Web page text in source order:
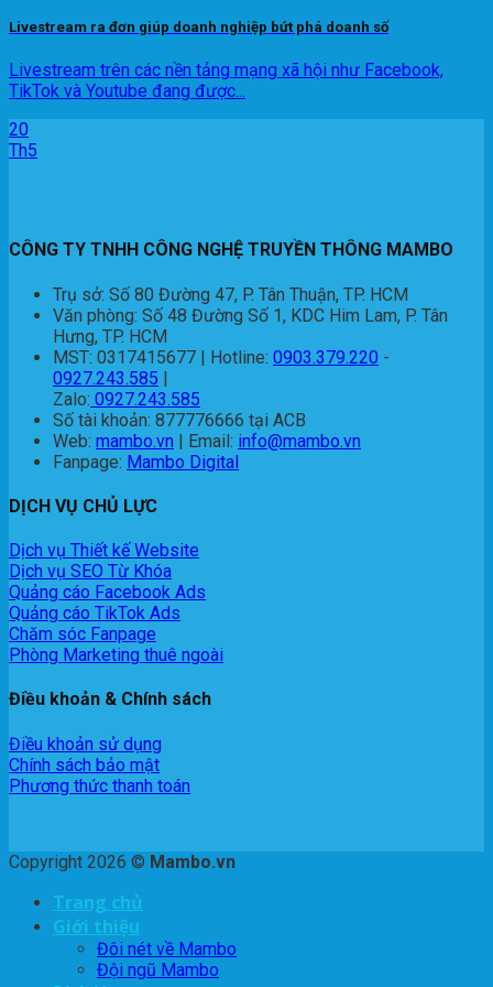
Livestream ra đơn giúp doanh nghiệp bứt phá doanh số
Livestream trên các nền tảng mạng xã hội như Facebook,
TikTok và Youtube đang được...
20
Th5
CÔNG TY TNHH CÔNG NGHỆ TRUYỀN THÔNG MAMBO
Trụ sở: Số 80 Đường 47, P. Tân Thuận, TP. HCM
Văn phòng: Số 48 Đường Số 1, KDC Him Lam, P. Tân
Hưng, TP. HCM
MST: 0317415677 | Hotline: 0903.379.220 -
0927.243.585 |
Zalo: 0927.243.585
Số tài khoản: 877776666 tại ACB
Web: mambo.vn | Email: info@mambo.vn
Fanpage: Mambo Digital
DỊCH VỤ CHỦ LỰC
Dịch vụ Thiết kế Website
Dịch vụ SEO Từ Khóa
Quảng cáo Facebook Ads
Quảng cáo TikTok Ads
Chăm sóc Fanpage
Phòng Marketing thuê ngoài
Điều khoản & Chính sách
Điều khoản sử dụng
Chính sách bảo mật
Phương thức thanh toán
Copyright 2026 © Mambo.vn
Trang chủ
Giới thiệu
Đôi nét về Mambo
Đội ngũ Mambo